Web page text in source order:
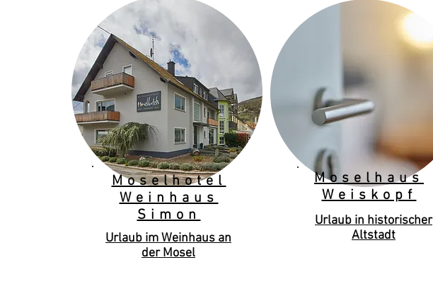
Moselhotel
Weinhaus
Simon
Urlaub im Weinhaus an
der Mosel
Moselhaus
Weiskopf
Urlaub in historischer
Altstadt